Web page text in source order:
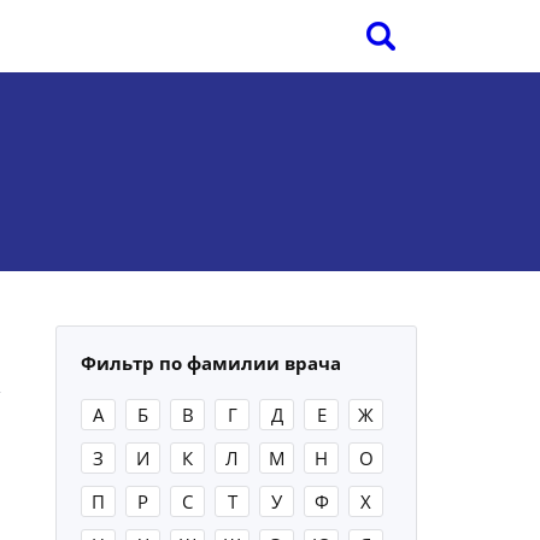
Фильтр по фамилии врача
А Б В Г Д Е
Ж
З
И К Л М Н
О
П
Р С Т У Ф
Х